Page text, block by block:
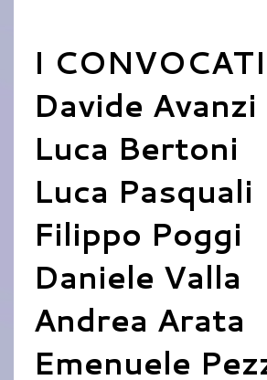
I CONVOCATI
Davide Avanzi
Luca Bertoni
Luca Pasquali
Filippo Poggi
Daniele Valla
Andrea Arata
Emenuele